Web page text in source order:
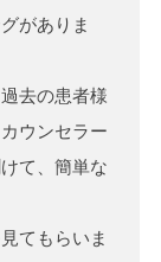
がありま
去の患者様
ウンセラー
て、簡単な
てもらいま